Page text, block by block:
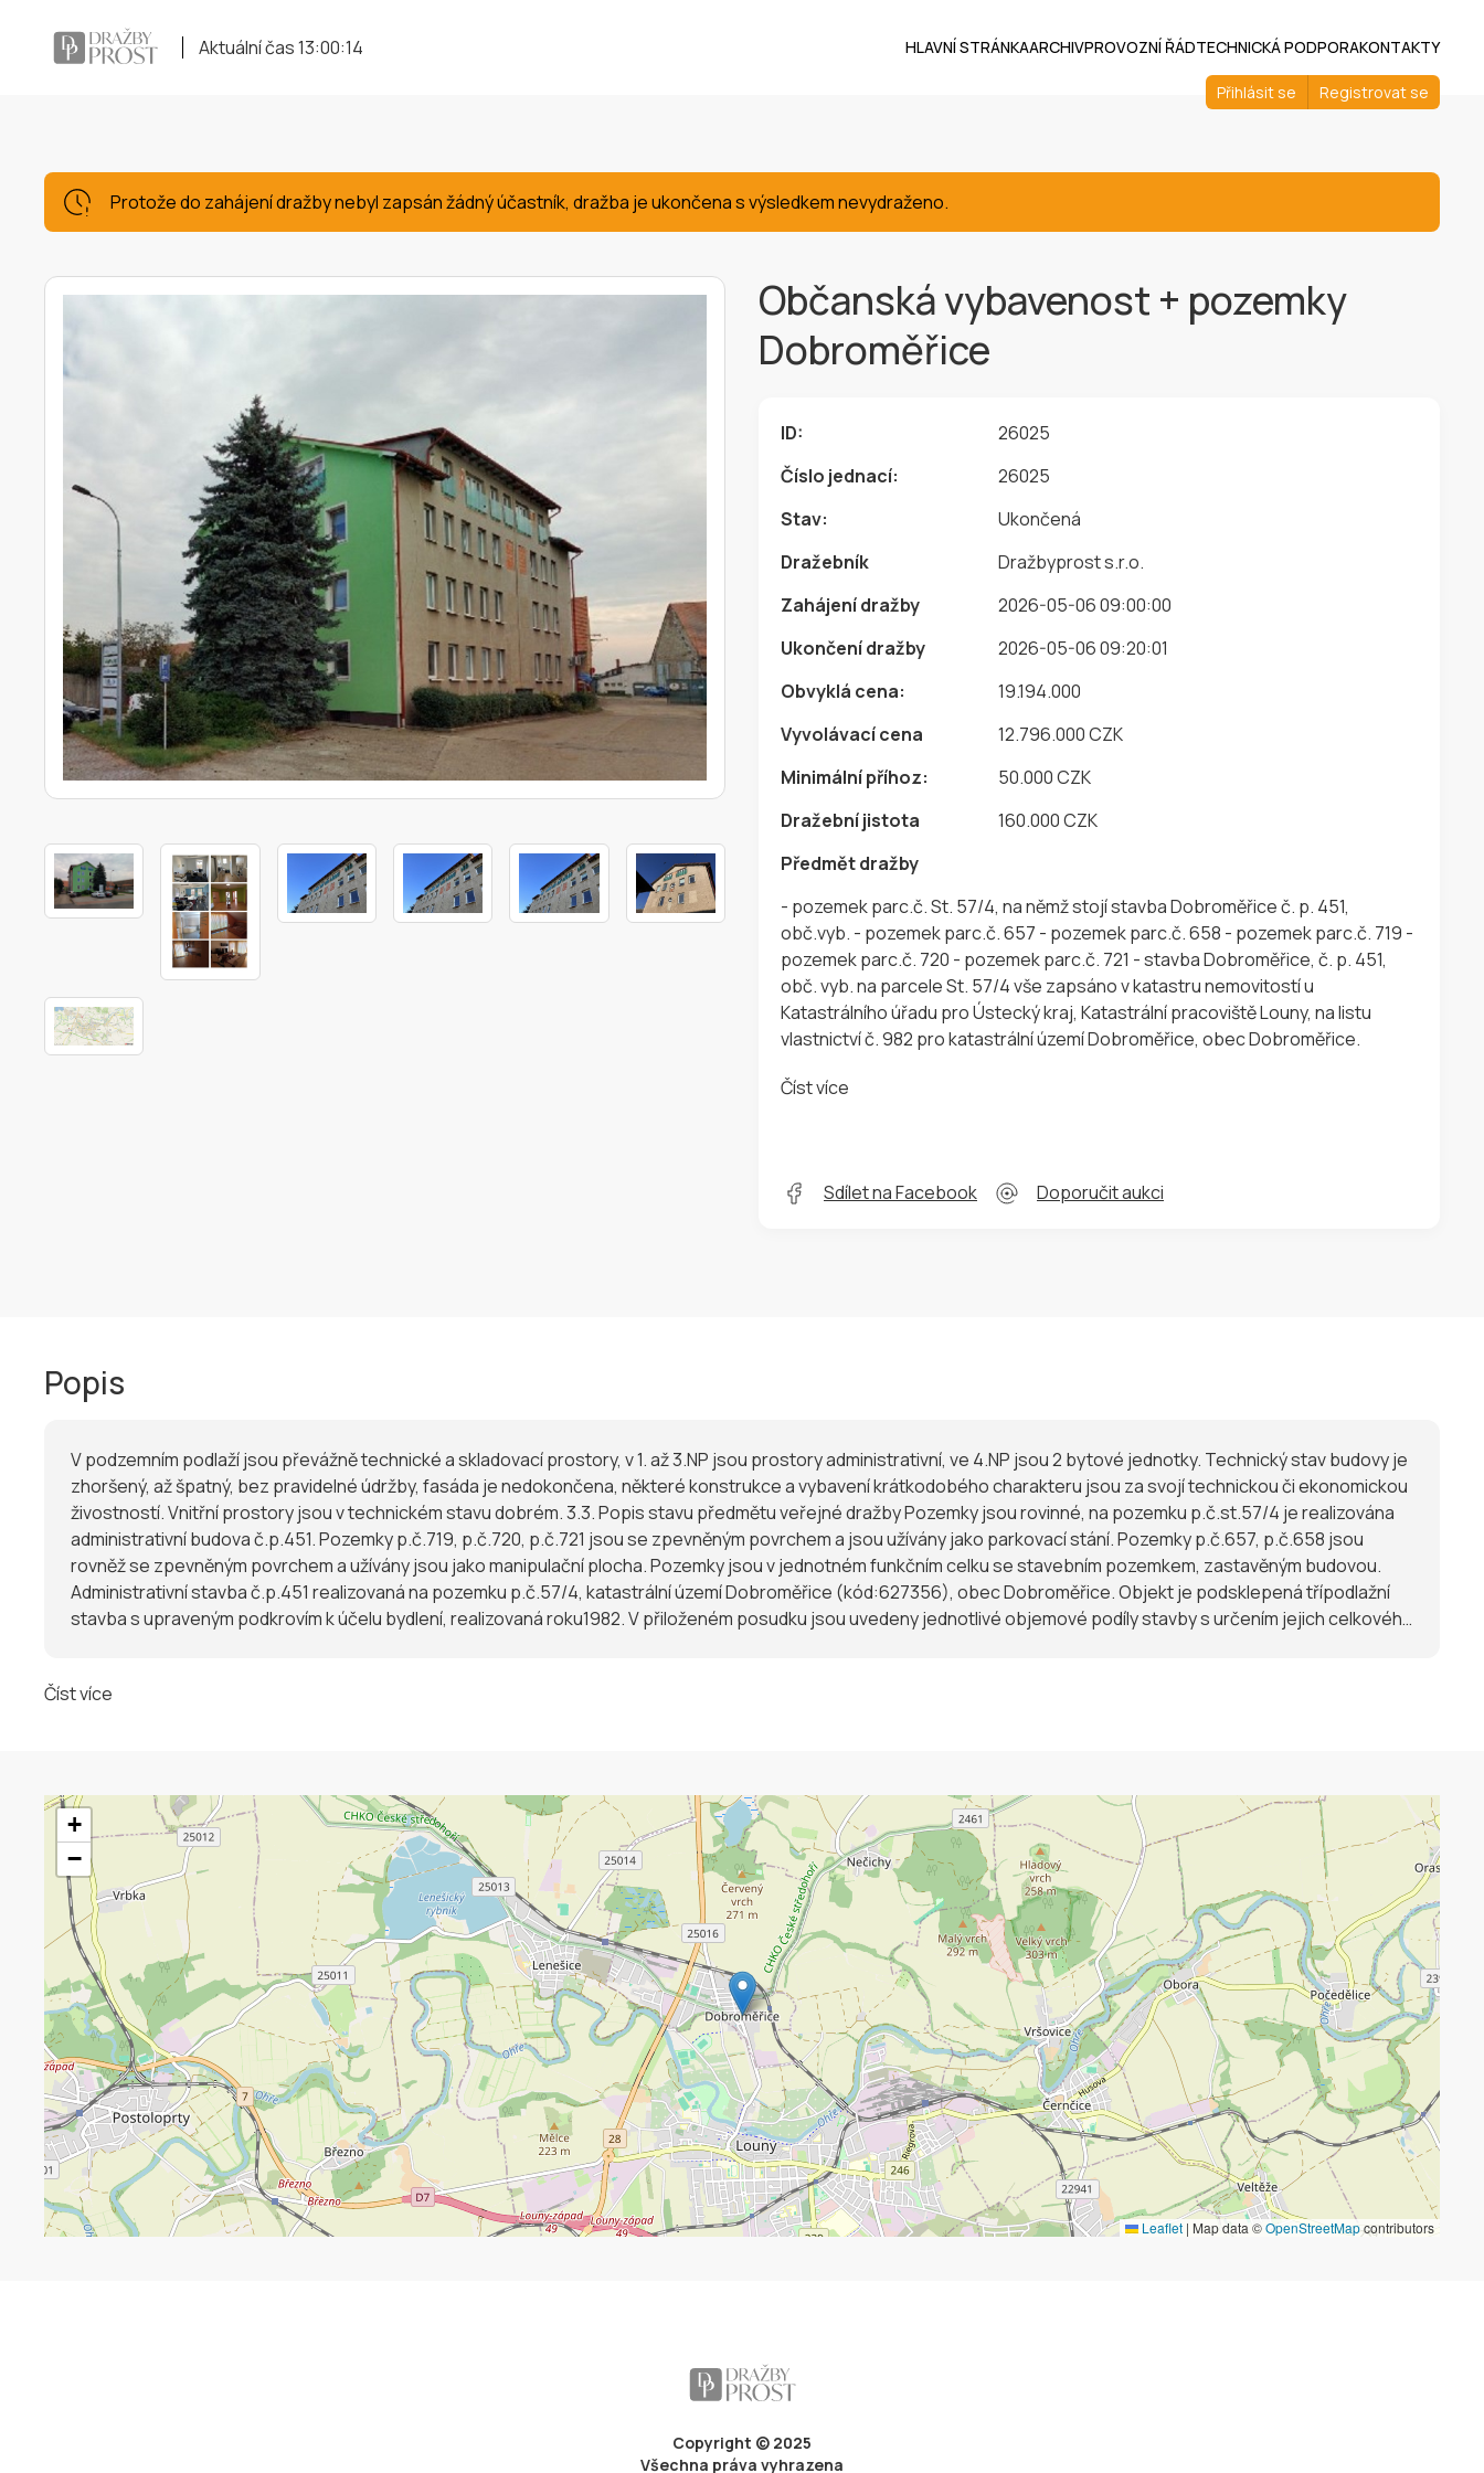
Aktuální čas13:00:15 HLAVNÍ STRÁNKAARCHIVPROVOZNÍ ŘÁDTECHNICKÁ PODPORAKONTAKTY
Přihlásit se Registrovat se
Protože do zahájení dražby nebyl zapsán žádný účastník, dražba je ukončena s výsledkem nevydraženo.
Občanská vybavenost + pozemky
Dobroměřice
ID:
26025
Číslo jednací:
26025
Stav:
Ukončená
Dražebník
Dražbyprost s.r.o.
Zahájení dražby
2026-05-06 09:00:00
Ukončení dražby
2026-05-06 09:20:01
Obvyklá cena:
19.194.000
Vyvolávací cena
12.796.000 CZK
Minimální příhoz:
50.000 CZK
Dražební jistota
160.000 CZK
Předmět dražby
- pozemek parc.č. St. 57/4, na němž stojí stavba Dobroměřice č. p. 451,
obč.vyb. - pozemek parc.č. 657 - pozemek parc.č. 658 - pozemek parc.č. 719 -
pozemek parc.č. 720 - pozemek parc.č. 721 - stavba Dobroměřice, č. p. 451,
obč. vyb. na parcele St. 57/4 vše zapsáno v katastru nemovitostí u
Katastrálního úřadu pro Ústecký kraj, Katastrální pracoviště Louny, na listu
vlastnictví č. 982 pro katastrální území Dobroměřice, obec Dobroměřice.
Číst více
Sdílet na Facebook Doporučit aukci
Popis
V podzemním podlaží jsou převážně technické a skladovací prostory, v 1. až 3.NP jsou prostory administrativní, ve 4.NP jsou 2 bytové jednotky. Technický stav budovy je
zhoršený, až špatný, bez pravidelné údržby, fasáda je nedokončena, některé konstrukce a vybavení krátkodobého charakteru jsou za svojí technickou či ekonomickou
živostností. Vnitřní prostory jsou v technickém stavu dobrém. 3.3. Popis stavu předmětu veřejné dražby Pozemky jsou rovinné, na pozemku p.č.st.57/4 je realizována
administrativní budova č.p.451. Pozemky p.č.719, p.č.720, p.č.721 jsou se zpevněným povrchem a jsou užívány jako parkovací stání. Pozemky p.č.657, p.č.658 jsou
rovněž se zpevněným povrchem a užívány jsou jako manipulační plocha. Pozemky jsou v jednotném funkčním celku se stavebním pozemkem, zastavěným budovou.
Administrativní stavba č.p.451 realizovaná na pozemku p.č.57/4, katastrální území Dobroměřice (kód:627356), obec Dobroměřice. Objekt je podsklepená třípodlažní
stavba s upraveným podkrovím k účelu bydlení, realizovaná roku1982. V přiloženém posudku jsou uvedeny jednotlivé objemové podíly stavby s určením jejich celkového
stavebních otvorů, původně okenních, je zazděno, dveře jsou plné a prosklené. Podlahy jsou betonové s keramickou dlažbou, povlakovými krytinami (textil, PVC).
Číst více
+
−
Leaflet | Map data ©OpenStreetMapcontributors
Copyright © 2025
Všechna práva vyhrazena